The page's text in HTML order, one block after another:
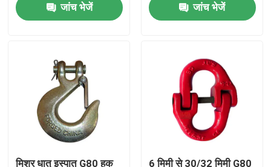
गुणवत्ता नियंत्रण
मामलों
रस्सी रिगिंग हार्डवेयर
जांच भेजें जांच भेजें
मिश्र धातु इस्पात G80 हुक 6 मिमी से 30/32 मिमी G80